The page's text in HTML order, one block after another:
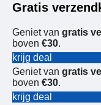
Gratis
Geniet van gratis
boven €30.
krijg deal
Geniet van gratis
boven €30.
krijg deal